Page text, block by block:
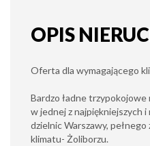
OPIS
Oferta dla wymagającego
Bardzo ładne trzypokojowe
wjednej z najpiękniejszych
dzielnic Warszawy, pełnego
klimatu- Żoliborzu.